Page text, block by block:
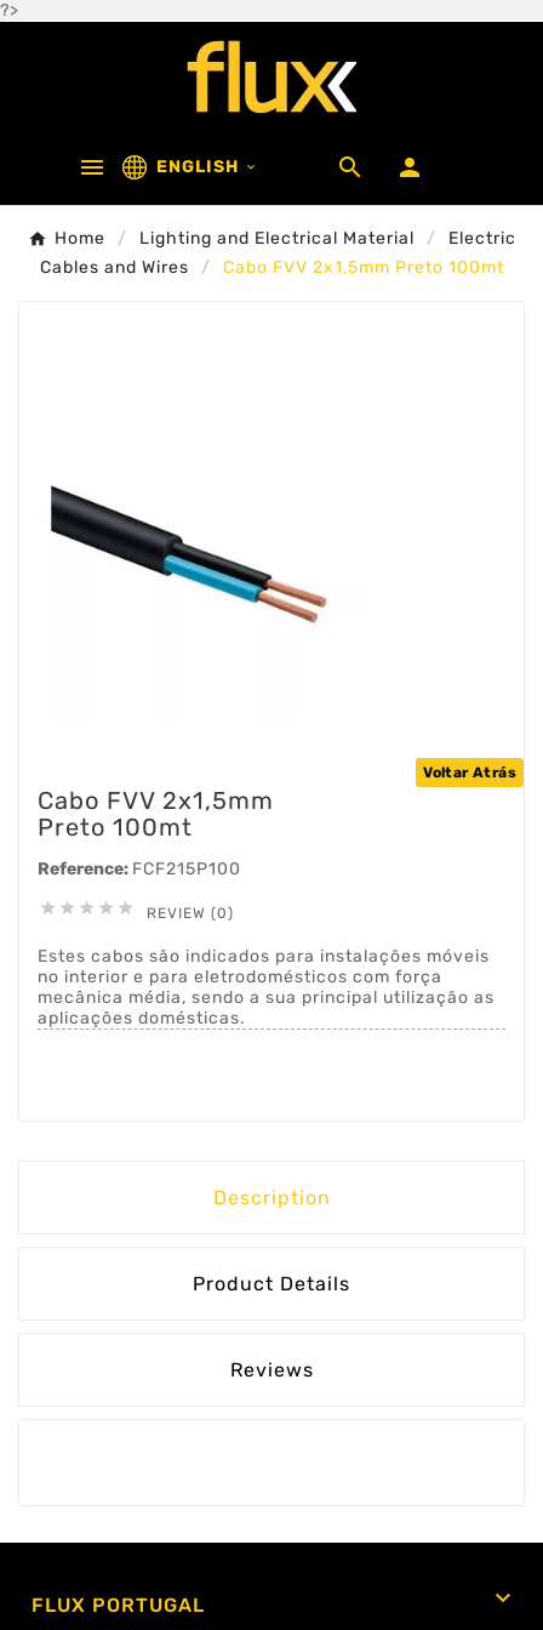
?>
 ENGLISH   
Home Lighting and Electrical Material
Electric
Cables and Wires
Cabo FVV 2x1,5mm Preto 100mt
Voltar Atrás
Cabo FVV 2x1,5mm
Preto 100mt
Reference: FCF215P100
     REVIEW (0)
Estes cabos são indicados para instalações móveis
no interior e para eletrodomésticos com força
mecânica média, sendo a sua principal utilização as
aplicações domésticas.
Description
Product Details
Reviews
FLUX PORTUGAL 